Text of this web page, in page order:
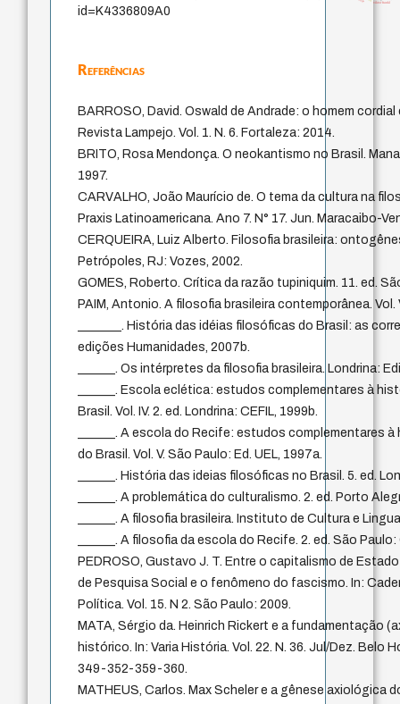
id=K4336809A0
Referências
BARROSO, David. Oswald de Andrade: o homem
Revista Lampejo. Vol. 1. N. 6. Fortaleza: 2014.
BRITO, Rosa Mendonça. O neokantismo no Brasil.
1997.
CARVALHO, João Maurício de. O tema da cultura na
Praxis Latinoamericana. Ano 7. N° 17. Jun. Maracaibo-
CERQUEIRA, Luiz Alberto. Filosofia brasileira:
Petrópoles, RJ: Vozes, 2002.
GOMES, Roberto. Crítica da razão tupiniquim. 11. ed.
PAIM, Antonio. A filosofia brasileira contemporânea. Vol.
_______. História das idéias filosóficas do Brasil: as
edições Humanidades, 2007b.
______. Os intérpretes da filosofia brasileira. Londrina:
______. Escola eclética: estudos complementares à
Brasil. Vol. IV. 2. ed. Londrina: CEFIL, 1999b.
______. A escola do Recife: estudos complementares
do Brasil. Vol. V. São Paulo: Ed. UEL, 1997a.
______. História das ideias filosóficas no Brasil. 5. ed.
______. A problemática do culturalismo. 2. ed. Porto
______. A filosofia brasileira. Instituto de Cultura e
______. A filosofia da escola do Recife. 2. ed. São
PEDROSO, Gustavo J. T. Entre o capitalismo de
de Pesquisa Social e o fenômeno do fascismo. In:
Política. Vol. 15. N 2. São Paulo: 2009.
MATA, Sérgio da. Heinrich Rickert e a fundamentação
histórico. In: Varia História. Vol. 22. N. 36. Jul/Dez. Belo
349-352-359-360.
MATHEUS, Carlos. Max Scheler e a gênese axiológica
viktor frankl